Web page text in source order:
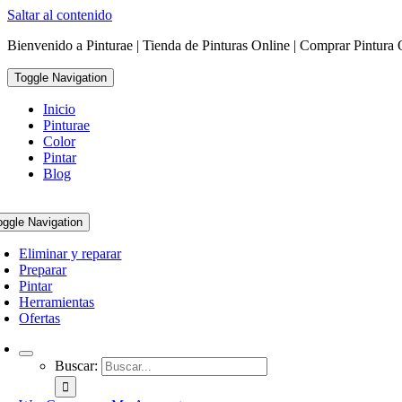
Saltar al contenido
Bienvenido a Pinturae | Tienda de Pinturas Online | Comprar Pintura
Toggle Navigation
Inicio
Pinturae
Color
Pintar
Blog
Navigation
Eliminar y reparar
Preparar
Pintar
Herramientas
Ofertas
Buscar: